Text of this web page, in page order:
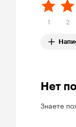
1 2
Нет
Знаете